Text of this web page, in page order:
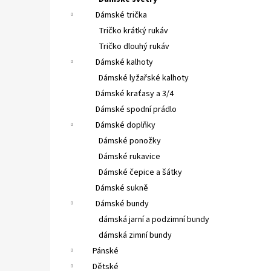
Dámské trička
Tričko krátký rukáv
Tričko dlouhý rukáv
Dámské kalhoty
Dámské lyžařské kalhoty
Dámské kraťasy a 3/4
Dámské spodní prádlo
Dámské doplňky
Dámské ponožky
Dámské rukavice
Dámské čepice a šátky
Dámské sukně
Dámské bundy
dámská jarní a podzimní bundy
dámská zimní bundy
Pánské
Dětské
230 Kč